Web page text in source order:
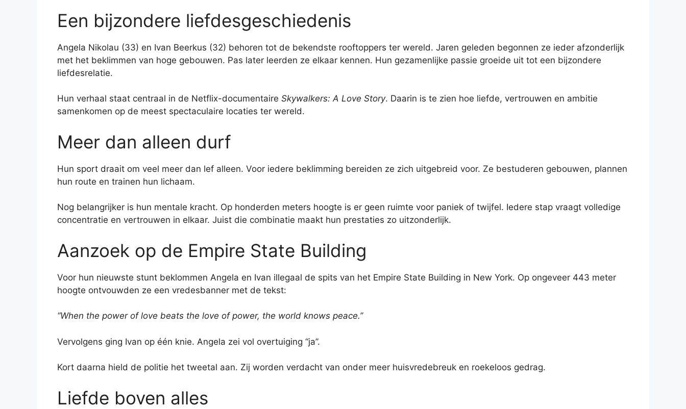
Een bijzondere liefdesgeschiedenis
Angela Nikolau (33) en Ivan Beerkus (32) behoren tot de bekendste rooftoppers ter wereld. Jaren geleden begonnen ze ieder afzonderlijk
met het beklimmen van hoge gebouwen. Pas later leerden ze elkaar kennen. Hun gezamenlijke passie groeide uit tot een bijzondere
liefdesrelatie.
Hun verhaal staat centraal in de Netflix-documentaire Skywalkers: A Love Story. Daarin is te zien hoe liefde, vertrouwen en ambitie
samenkomen op de meest spectaculaire locaties ter wereld.
Meer dan alleen durf
Hun sport draait om veel meer dan lef alleen. Voor iedere beklimming bereiden ze zich uitgebreid voor. Ze bestuderen gebouwen, plannen
hun route en trainen hun lichaam.
Nog belangrijker is hun mentale kracht. Op honderden meters hoogte is er geen ruimte voor paniek of twijfel. Iedere stap vraagt volledige
concentratie en vertrouwen in elkaar. Juist die combinatie maakt hun prestaties zo uitzonderlijk.
Aanzoek op de Empire State Building
Voor hun nieuwste stunt beklommen Angela en Ivan illegaal de spits van het Empire State Building in New York. Op ongeveer 443 meter
hoogte ontvouwden ze een vredesbanner met de tekst:
“When the power of love beats the love of power, the world knows peace.”
Vervolgens ging Ivan op één knie. Angela zei vol overtuiging “ja”.
Kort daarna hield de politie het tweetal aan. Zij worden verdacht van onder meer huisvredebreuk en roekeloos gedrag.
Liefde boven alles